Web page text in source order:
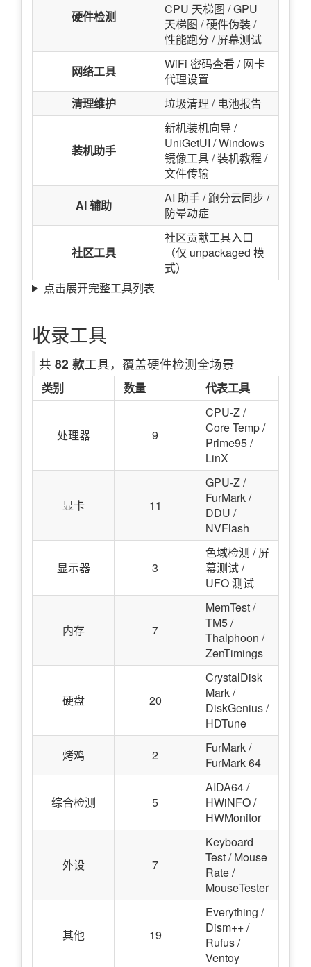
硬件检测
CPU 天梯图 / GPU
天梯图 / 硬件伪装 /
性能跑分 / 屏幕测试
网络工具
WiFi 密码查看 / 网卡
代理设置
清理维护
垃圾清理 / 电池报告
装机助手
新机装机向导 /
UniGetUI / Windows
镜像工具 / 装机教程 /
文件传输
AI 辅助
AI 助手 / 跑分云同步 /
防晕动症
社区工具
社区贡献工具入口
（仅 unpackaged 模
式）
点击展开完整工具列表
收录工具
共 82 款工具，覆盖硬件检测全场景
类别 数量 代表工具
处理器 9
CPU-Z /
Core Temp /
Prime95 /
LinX
显卡 11
GPU-Z /
FurMark /
DDU /
NVFlash
显示器 3
色域检测 / 屏
幕测试 /
UFO 测试
内存 7
MemTest /
TM5 /
Thaiphoon /
ZenTimings
硬盘 20
CrystalDisk
Mark /
DiskGenius /
HDTune
烤鸡
2
FurMark /
FurMark 64
综合检测 5
AIDA64 /
HWiNFO /
HWMonitor
外设 7
Keyboard
Test / Mouse
Rate /
MouseTester
其他 19
Everything /
Dism++ /
Rufus /
Ventoy